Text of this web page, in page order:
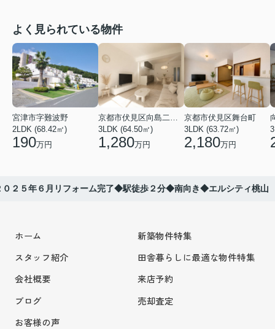
よく見られている物件
宮津市字難波野
2LDK (68.42㎡)
190万円
3LDK (64.50㎡)
1,280万円
京都市伏見区舞台町
3LDK (63.72㎡)
2,180万円
２５年６月リフォーム完了◆駅徒歩２分◆南向き◆エルシティ桃山
ホーム
スタッフ紹介
会社概要
ブログ
お客様の声
新築物件特集
田舎暮らしに最適な物件特集
来店予約
売却査定